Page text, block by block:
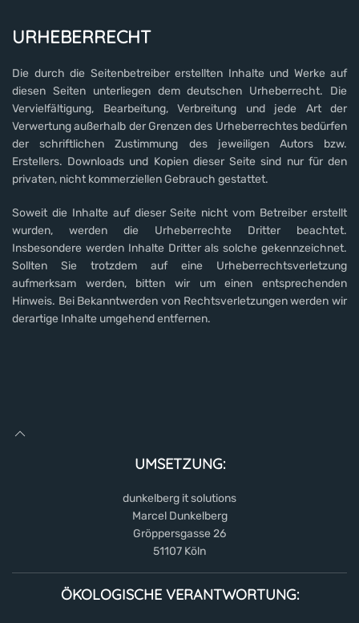
URHEBERRECHT
Die durch die Seitenbetreiber erstellten Inhalte und Werke auf
diesen Seiten unterliegen dem deutschen Urheberrecht. Die
Vervielfältigung, Bearbeitung, Verbreitung und jede Art der
Verwertung außerhalb der Grenzen des Urheberrechtes bedürfen
der schriftlichen Zustimmung des jeweiligen Autors bzw.
Erstellers. Downloads und Kopien dieser Seite sind nur für den
privaten, nicht kommerziellen Gebrauch gestattet.
Soweit die Inhalte auf dieser Seite nicht vom Betreiber erstellt
wurden, werden die Urheberrechte Dritter beachtet.
Insbesondere werden Inhalte Dritter als solche gekennzeichnet.
Sollten Sie trotzdem auf eine Urheberrechtsverletzung
aufmerksam werden, bitten wir um einen entsprechenden
Hinweis. Bei Bekanntwerden von Rechtsverletzungen werden wir
derartige Inhalte umgehend entfernen.
UMSETZUNG:
dunkelberg it solutions
Marcel Dunkelberg
Gröppersgasse 26
51107 Köln
ÖKOLOGISCHE VERANTWORTUNG: